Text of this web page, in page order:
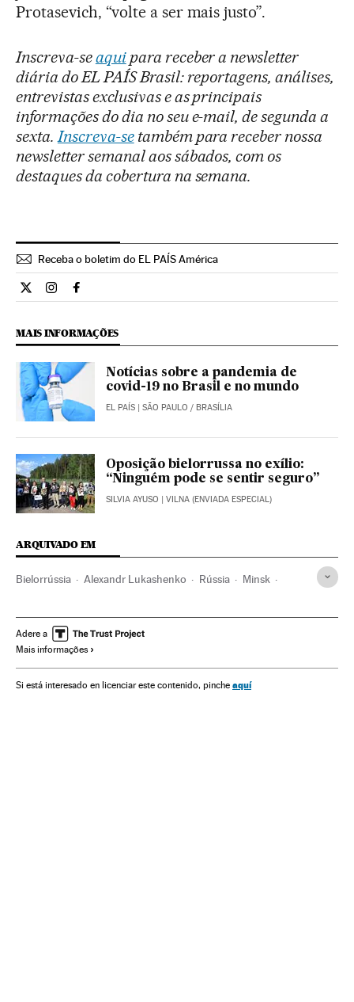
Protasevich, “volte a ser mais justo”.
Inscreva-seaquipara receber a newsletter
diária do EL PAÍS Brasil: reportagens, análises,
entrevistas exclusivas e as principais
informações do dia no seu e-mail, de segunda a
sexta. Inscreva-setambém para receber nossa
newsletter semanal aos sábados, com os
destaques da cobertura na semana.
Receba o boletim do EL PAÍS América
Internacional El País Brasil en Twitter
Internacional El País Brasil en Instagram
Internacional El País Brasil en Facebook
MAIS INFORMAÇÕES
Notícias sobre a pandemia de
covid-19 no Brasil e no mundo
EL PAÍS | SÃO PAULO / BRASÍLIA
Oposição bielorrussa no exílio:
“Ninguém pode se sentir seguro”
SILVIA AYUSO | VILNA (ENVIADA ESPECIAL)
ARQUIVADO EM
Bielorrússia Alexandr Lukashenko Rússia Minsk
Direitos civis Mobilizações civis
Universidade
Adere a
Mais informações
Si está interesado en licenciar este contenido, pinche aquí